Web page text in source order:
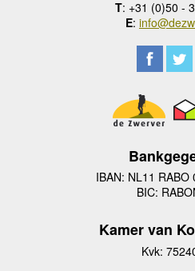
T: +31 (0)50 -
E:
IBAN: NL11
BIC:
Kamer van
Kvk: